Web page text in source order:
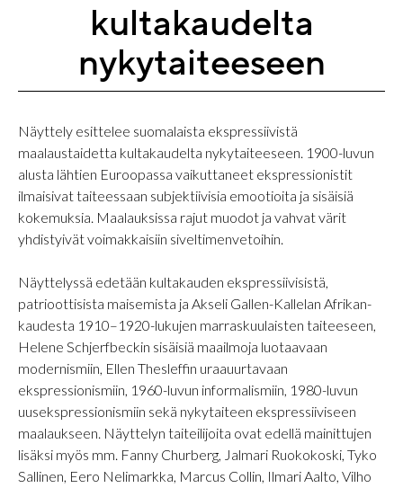
kultakaudelta
nykytaiteeseen
Näyttely esittelee suomalaista ekspressiivistä
maalaustaidetta kultakaudelta nykytaiteeseen. 1900-luvun
alusta lähtien Euroopassa vaikuttaneet ekspressionistit
ilmaisivat taiteessaan subjektiivisia emootioita ja sisäisiä
kokemuksia. Maalauksissa rajut muodot ja vahvat värit
yhdistyivät voimakkaisiin siveltimenvetoihin.
Näyttelyssä edetään kultakauden ekspressiivisistä,
patrioottisista maisemista ja Akseli Gallen-Kallelan Afrikan-
kaudesta 1910–1920-lukujen marraskuulaisten taiteeseen,
Helene Schjerfbeckin sisäisiä maailmoja luotaavaan
modernismiin, Ellen Thesleffin uraauurtavaan
ekspressionismiin, 1960-luvun informalismiin, 1980-luvun
uusekspressionismiin sekä nykytaiteen ekspressiiviseen
maalaukseen. Näyttelyn taiteilijoita ovat edellä mainittujen
lisäksi myös mm. Fanny Churberg, Jalmari Ruokokoski, Tyko
Sallinen, Eero Nelimarkka, Marcus Collin, Ilmari Aalto, Vilho